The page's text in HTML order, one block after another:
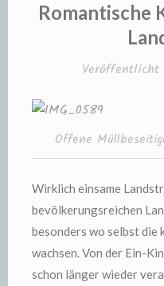
Romantische
Veröffentlicht
Offene
Wirklich einsame
bevölkerungsreichen
besonders wo selbst die
wachsen. Von der Ein-
schon länger wieder